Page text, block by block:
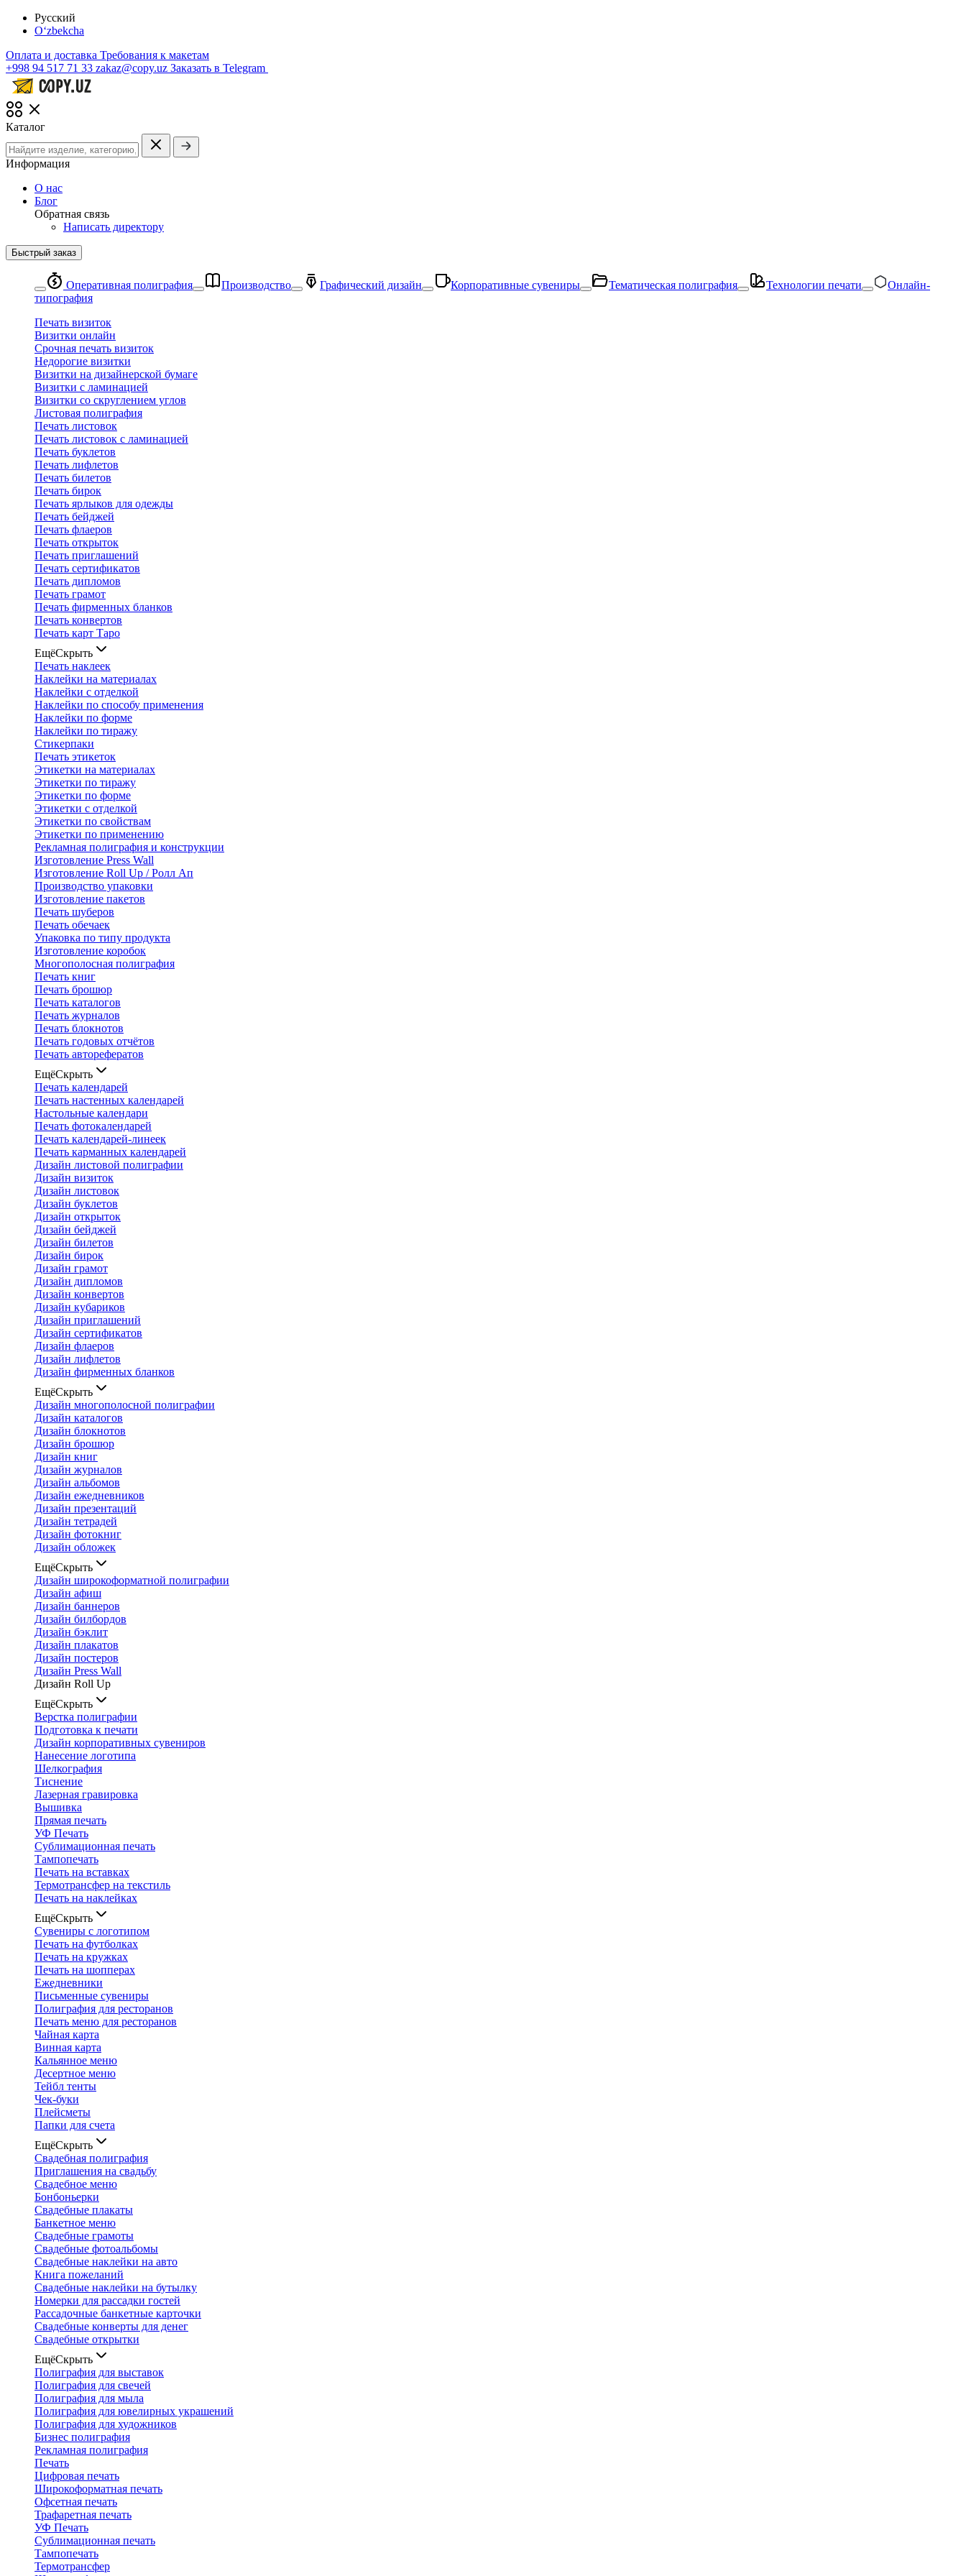
Русский
O‘zbekcha
Оплата и доставка Требования к макетам
+998 94 517 71 33 zakaz@copy.uz Заказать в Telegram
Каталог
Информация
О нас
Блог
Обратная связь
Написать директору
Быстрый заказ
Оперативная полиграфия Производство Графический дизайн Корпоративные сувениры Тематическая полиграфия Технологии печати
Онлайн-
типография
Печать визиток
Визитки онлайн
Срочная печать визиток
Недорогие визитки
Визитки на дизайнерской бумаге
Визитки с ламинацией
Визитки со скруглением углов
Листовая полиграфия
Печать листовок
Печать листовок с ламинацией
Печать буклетов
Печать лифлетов
Печать билетов
Печать бирок
Печать ярлыков для одежды
Печать бейджей
Печать флаеров
Печать открыток
Печать приглашений
Печать сертификатов
Печать дипломов
Печать грамот
Печать фирменных бланков
Печать конвертов
Печать карт Таро
ЕщёСкрыть
Печать наклеек
Наклейки на материалах
Наклейки с отделкой
Наклейки по способу применения
Наклейки по форме
Наклейки по тиражу
Стикерпаки
Печать этикеток
Этикетки на материалах
Этикетки по тиражу
Этикетки по форме
Этикетки с отделкой
Этикетки по свойствам
Этикетки по применению
Рекламная полиграфия и конструкции
Изготовление Press Wall
Изготовление Roll Up / Ролл Ап
Производство упаковки
Изготовление пакетов
Печать шуберов
Печать обечаек
Упаковка по типу продукта
Изготовление коробок
Многополосная полиграфия
Печать книг
Печать брошюр
Печать каталогов
Печать журналов
Печать блокнотов
Печать годовых отчётов
Печать авторефератов
ЕщёСкрыть
Печать календарей
Печать настенных календарей
Настольные календари
Печать фотокалендарей
Печать календарей-линеек
Печать карманных календарей
Дизайн листовой полиграфии
Дизайн визиток
Дизайн листовок
Дизайн буклетов
Дизайн открыток
Дизайн бейджей
Дизайн билетов
Дизайн бирок
Дизайн грамот
Дизайн дипломов
Дизайн конвертов
Дизайн кубариков
Дизайн приглашений
Дизайн сертификатов
Дизайн флаеров
Дизайн лифлетов
Дизайн фирменных бланков
ЕщёСкрыть
Дизайн многополосной полиграфии
Дизайн каталогов
Дизайн блокнотов
Дизайн брошюр
Дизайн книг
Дизайн журналов
Дизайн альбомов
Дизайн ежедневников
Дизайн презентаций
Дизайн тетрадей
Дизайн фотокниг
Дизайн обложек
ЕщёСкрыть
Дизайн широкоформатной полиграфии
Дизайн афиш
Дизайн баннеров
Дизайн билбордов
Дизайн бэклит
Дизайн плакатов
Дизайн постеров
Дизайн Press Wall
Дизайн Roll Up
ЕщёСкрыть
Верстка полиграфии
Подготовка к печати
Дизайн корпоративных сувениров
Нанесение логотипа
Шелкография
Тиснение
Лазерная гравировка
Вышивка
Прямая печать
УФ Печать
Сублимационная печать
Тампопечать
Печать на вставках
Термотрансфер на текстиль
Печать на наклейках
ЕщёСкрыть
Сувениры с логотипом
Печать на футболках
Печать на кружках
Печать на шопперах
Ежедневники
Письменные сувениры
Полиграфия для ресторанов
Печать меню для ресторанов
Чайная карта
Винная карта
Кальянное меню
Десертное меню
Тейбл тенты
Чек-буки
Плейсметы
Папки для счета
ЕщёСкрыть
Свадебная полиграфия
Приглашения на свадьбу
Свадебное меню
Бонбоньерки
Свадебные плакаты
Банкетное меню
Свадебные грамоты
Свадебные фотоальбомы
Свадебные наклейки на авто
Книга пожеланий
Свадебные наклейки на бутылку
Номерки для рассадки гостей
Рассадочные банкетные карточки
Свадебные конверты для денег
Свадебные открытки
ЕщёСкрыть
Полиграфия для выставок
Полиграфия для свечей
Полиграфия для мыла
Полиграфия для ювелирных украшений
Полиграфия для художников
Бизнес полиграфия
Рекламная полиграфия
Печать
Цифровая печать
Широкоформатная печать
Офсетная печать
Трафаретная печать
УФ Печать
Сублимационная печать
Тампопечать
Термотрансфер